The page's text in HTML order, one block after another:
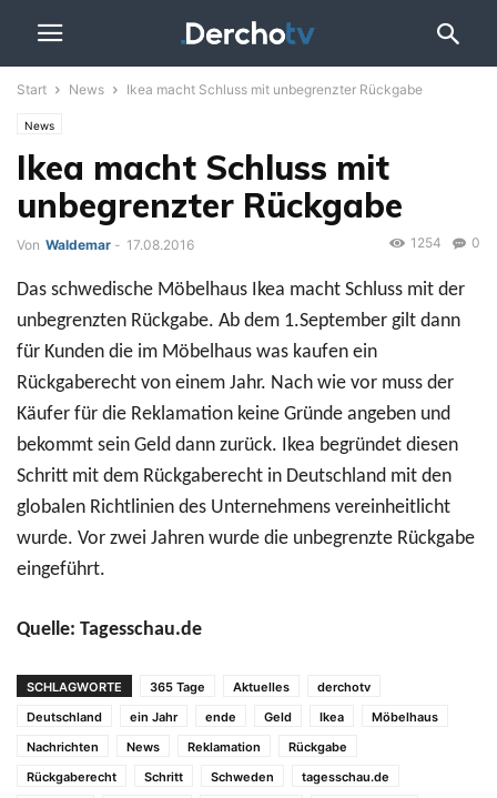
Start News Ikea macht Schluss mit unbegrenzter Rückgabe
News
Ikea macht Schluss mit
unbegrenzter Rückgabe
Von Waldemar - 17.08.2016 0
1254
Das schwedische Möbelhaus Ikea macht Schluss mit der
unbegrenzten Rückgabe. Ab dem 1.September gilt dann
für Kunden die im Möbelhaus was kaufen ein
Rückgaberecht von einem Jahr. Nach wie vor muss der
Käufer für die Reklamation keine Gründe angeben und
bekommt sein Geld dann zurück. Ikea begründet diesen
Schritt mit dem Rückgaberecht in Deutschland mit den
globalen Richtlinien des Unternehmens vereinheitlicht
wurde. Vor zwei Jahren wurde die unbegrenzte Rückgabe
eingeführt.
Quelle: Tagesschau.de
SCHLAGWORTE 365 Tage Aktuelles
derchotv
Deutschland
ein Jahr ende Geld Ikea
Möbelhaus
Nachrichten
News Reklamation
Rückgabe
Rückgaberecht
Schritt Schweden
tagesschau.de